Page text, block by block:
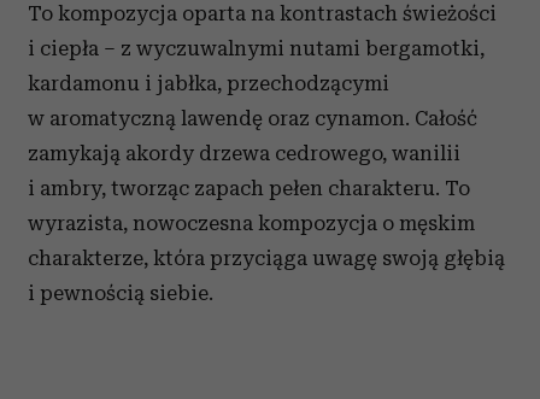
To kompozycja oparta na kontrastach świeżości
i ciepła – z wyczuwalnymi nutami bergamotki,
kardamonu i jabłka, przechodzącymi
w aromatyczną lawendę oraz cynamon. Całość
zamykają akordy drzewa cedrowego, wanilii
i ambry, tworząc zapach pełen charakteru. To
wyrazista, nowoczesna kompozycja o męskim
charakterze, która przyciąga uwagę swoją głębią
i pewnością siebie.